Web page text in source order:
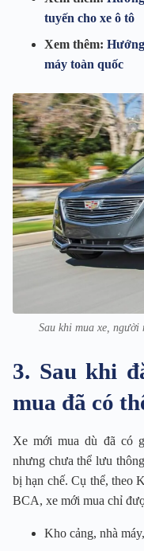
tuyến cho xe ô tô
Xem thêm:
máy toàn quốc
Sau khi mua xe, người
3. Sau khi
mua đã có
Xe mới mua dù đã có
nhưng chưa thể lưu
bị hạn chế. Cụ thể, theo
BCA, xe mới mua chỉ
Kho cảng, nhà